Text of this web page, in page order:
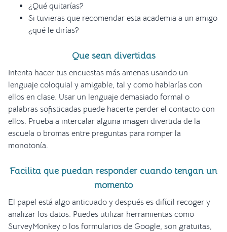
¿Qué quitarías?
Si tuvieras que recomendar esta academia a un amigo
¿qué le dirías?
Que sean divertidas
Intenta hacer tus encuestas más amenas usando un
lenguaje coloquial y amigable, tal y como hablarías con
ellos en clase. Usar un lenguaje demasiado formal o
palabras sofisticadas puede hacerte perder el contacto con
ellos. Prueba a intercalar alguna imagen divertida de la
escuela o bromas entre preguntas para romper la
monotonía.
Facilita que puedan responder cuando tengan un
momento
El papel está algo anticuado y después es difícil recoger y
analizar los datos. Puedes utilizar herramientas como
SurveyMonkey o los formularios de Google, son gratuitas,